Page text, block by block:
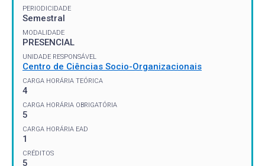
PERIODICIDADE
Semestral
MODALIDADE
PRESENCIAL
UNIDADE RESPONSÁVEL
Centro de Ciências Socio-Organizacionais
CARGA HORÁRIA TEÓRICA
4
CARGA HORÁRIA OBRIGATÓRIA
5
CARGA HORÁRIA EAD
1
CRÉDITOS
5